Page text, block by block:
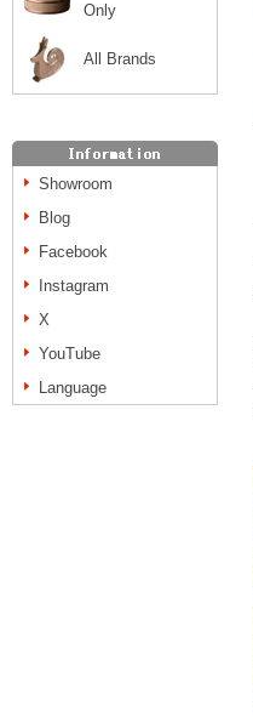
Only
All Brands
Showroom
Blog
Facebook
Instagram
X
YouTube
Language